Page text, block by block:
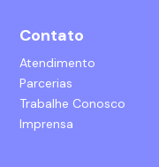
Contato
Atendimento
Parcerias
Trabalhe Conosco
Imprensa